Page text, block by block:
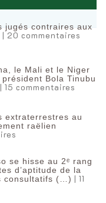
jugés contraires aux
| 20 commentaires
le Mali et le Niger
Bola Tinubu
| 15 commentaires
extraterrestres au
raëlien
se hisse au 2ᵉ rang
d’aptitude de la
consultatifs (…) | 11